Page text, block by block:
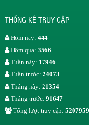
THỐNG KÊ TRUY CẬP
Hôm nay: 444
Hôm qua: 3566
Tuần này: 17946
Tuần trước: 24073
Tháng này: 21354
Tháng trước: 91647
Tổng lượt truy cập: 5207959